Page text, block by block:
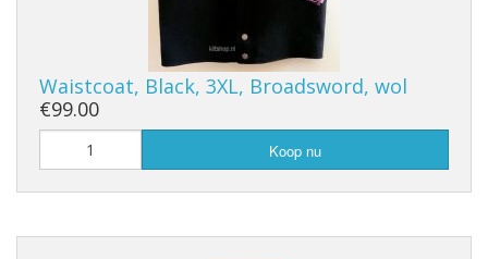
Waistcoat, Black, 3XL, Broadsword, wol
€99.00
Koop nu